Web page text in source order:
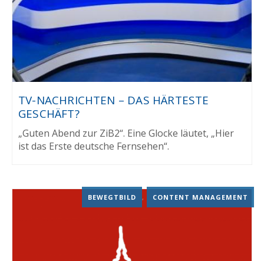
TV-NACHRICHTEN – DAS HÄRTESTE
GESCHÄFT?
„Guten Abend zur ZiB2“. Eine Glocke läutet, „Hier
ist das Erste deutsche Fernsehen“.
BEWEGTBILD , CONTENT MANAGEMENT